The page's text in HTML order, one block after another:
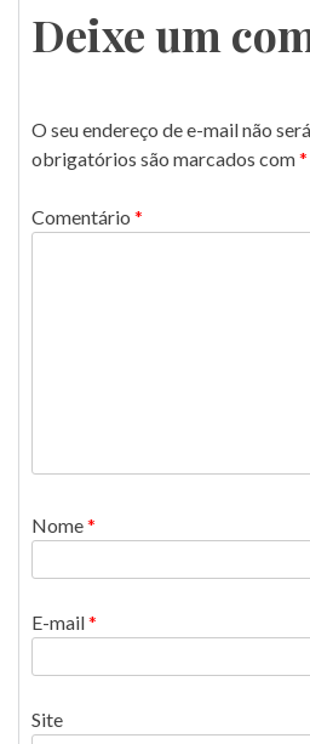
Post
Deixe um
O seu endereço de e-mail não
obrigatórios são marcados com*
Comentário *
Nome*
E-mail*
Site